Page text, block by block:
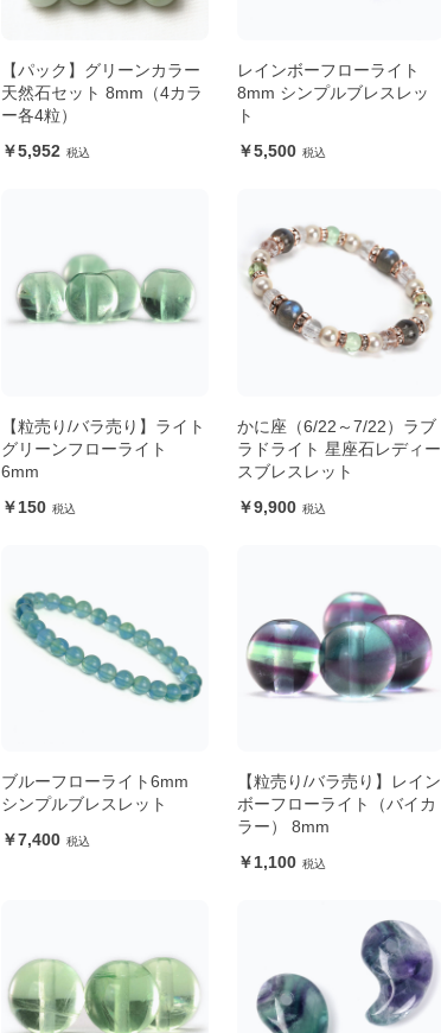
【パック】グリーンカラー
天然石セット 8mm（4カラ
ー各4粒）
5,952
レインボーフローライト
8mm シンプルブレスレッ
ト
5,500
【粒売り/バラ売り】ライト
グリーンフローライト
6mm
150
かに座（6/22～7/22）ラブ
ラドライト 星座石レディー
スブレスレット
9,900
ブルーフローライト6mm
シンプルブレスレット
7,400
【粒売り/バラ売り】レイン
ボーフローライト（バイカ
ラー） 8mm
1,100